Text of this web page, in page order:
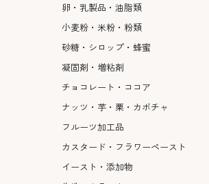
卵・乳製品・油脂類
小麦粉・米粉・粉類
砂糖・シロップ・蜂蜜
凝固剤・増粘剤
チョコレート・ココア
ナッツ・芋・栗・カボチャ
フルーツ加工品
カスタード・フラワーペースト
イースト・添加物